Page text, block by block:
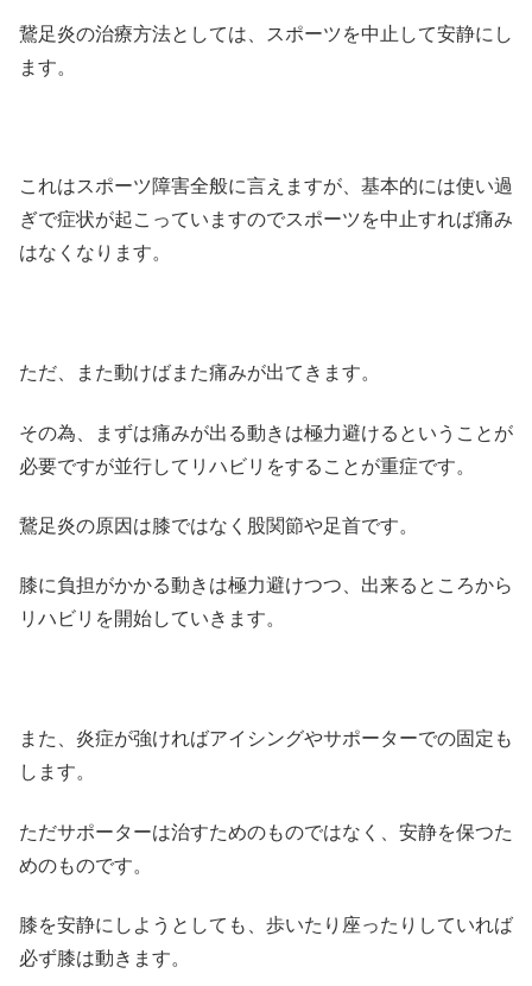
鵞足炎の治療方法としては、スポーツを中止して安静にし
ます。
これはスポーツ障害全般に言えますが、基本的には使い過
ぎで症状が起こっていますのでスポーツを中止すれば痛み
はなくなります。
ただ、また動けばまた痛みが出てきます。
その為、まずは痛みが出る動きは極力避けるということが
必要ですが並行してリハビリをすることが重症です。
鵞足炎の原因は膝ではなく股関節や足首です。
膝に負担がかかる動きは極力避けつつ、出来るところから
リハビリを開始していきます。
また、炎症が強ければアイシングやサポーターでの固定も
します。
ただサポーターは治すためのものではなく、安静を保つた
めのものです。
膝を安静にしようとしても、歩いたり座ったりしていれば
必ず膝は動きます。